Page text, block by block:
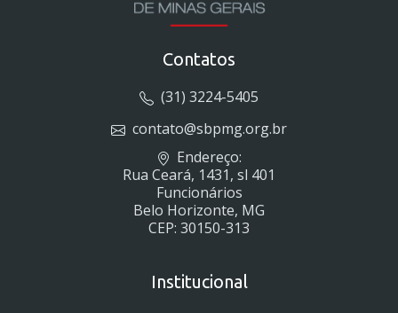
Contatos
(31) 3224-5405
contato@sbpmg.org.br
Endereço:
Rua Ceará, 1431, sl 401
Funcionários
Belo Horizonte, MG
CEP: 30150-313
Institucional